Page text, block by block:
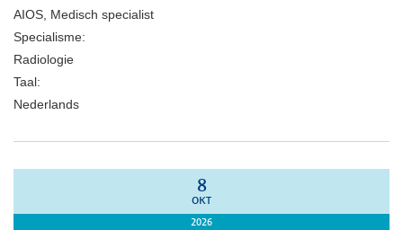
AIOS, Medisch specialist
Specialisme:
Radiologie
Taal:
Nederlands
8
OKT
2026